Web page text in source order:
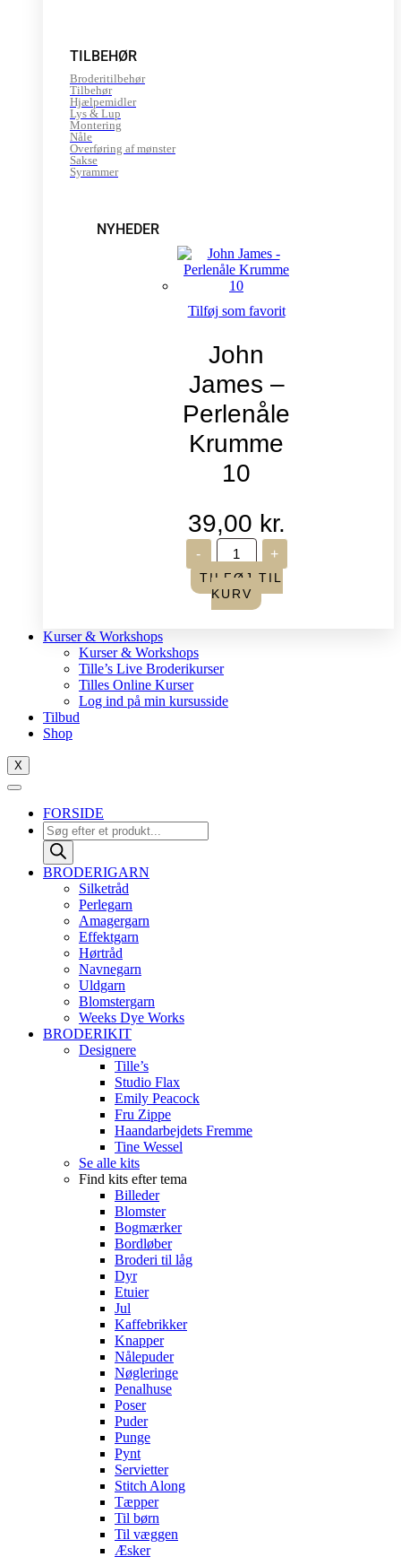
TILBEHØR
Broderitilbehør
Tilbehør
Hjælpemidler
Lys & Lup
Montering
Nåle
Overføring af mønster
Sakse
Syrammer
NYHEDER
Tilføj som favorit
John
James –
Perlenåle
Krumme
10
39,00 kr.
-
John
James
-
Perlenåle
Krumme
+
TILFØJ TIL
KURV
Kurser & Workshops
Kurser & Workshops
Tille’s Live Broderikurser
Tilles Online Kurser
Log ind på min kursusside
Tilbud
Shop
X
FORSIDE
Products
search
BRODERIGARN
Silketråd
Perlegarn
Amagergarn
Effektgarn
Hørtråd
Navnegarn
Uldgarn
Blomstergarn
Weeks Dye Works
BRODERIKIT
Designere
Tille’s
Studio Flax
Emily Peacock
Fru Zippe
Haandarbejdets Fremme
Tine Wessel
Se alle kits
Find kits efter tema
Billeder
Blomster
Bogmærker
Bordløber
Broderi til låg
Dyr
Etuier
Jul
Kaffebrikker
Knapper
Nålepuder
Nøgleringe
Penalhuse
Poser
Puder
Punge
Pynt
Servietter
Stitch Along
Tæpper
Til børn
Til væggen
Æsker